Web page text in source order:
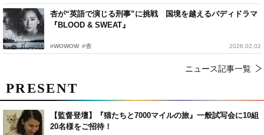
杏が“英語で演じる刑事”に挑戦 国境を越えるバディドラマ
『BLOOD & SWEAT』
#WOWOW #杏 2026.02.02
ニュース記事一覧
PRESENT
【監督登壇】『猫たちと7000マイルの旅』一般試写会に10組
20名様をご招待！